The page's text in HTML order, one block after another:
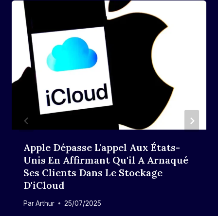
Apple Dépasse L'appel Aux États-
Unis En Affirmant Qu'il A Arnaqué
Ses Clients Dans Le Stockage
D'iCloud
ParArthur 25/07/2025